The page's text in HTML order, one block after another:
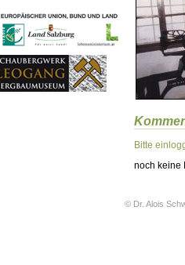
Bitte
noch keine
© Dr. Alois